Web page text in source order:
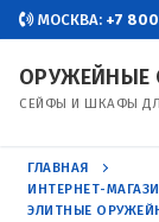
Перейти
содержимому
МОСКВА: +7
ОРУЖЕЙНЫЕ
СЕЙФЫ И ШКАФЫ
ГЛАВНАЯ
ИНТЕРНЕТ-
ЭЛИТНЫЕ